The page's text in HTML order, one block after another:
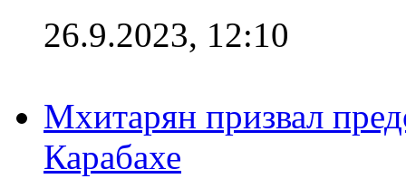
26.9.2023, 12:10
Мхитарян призвал
Карабахе